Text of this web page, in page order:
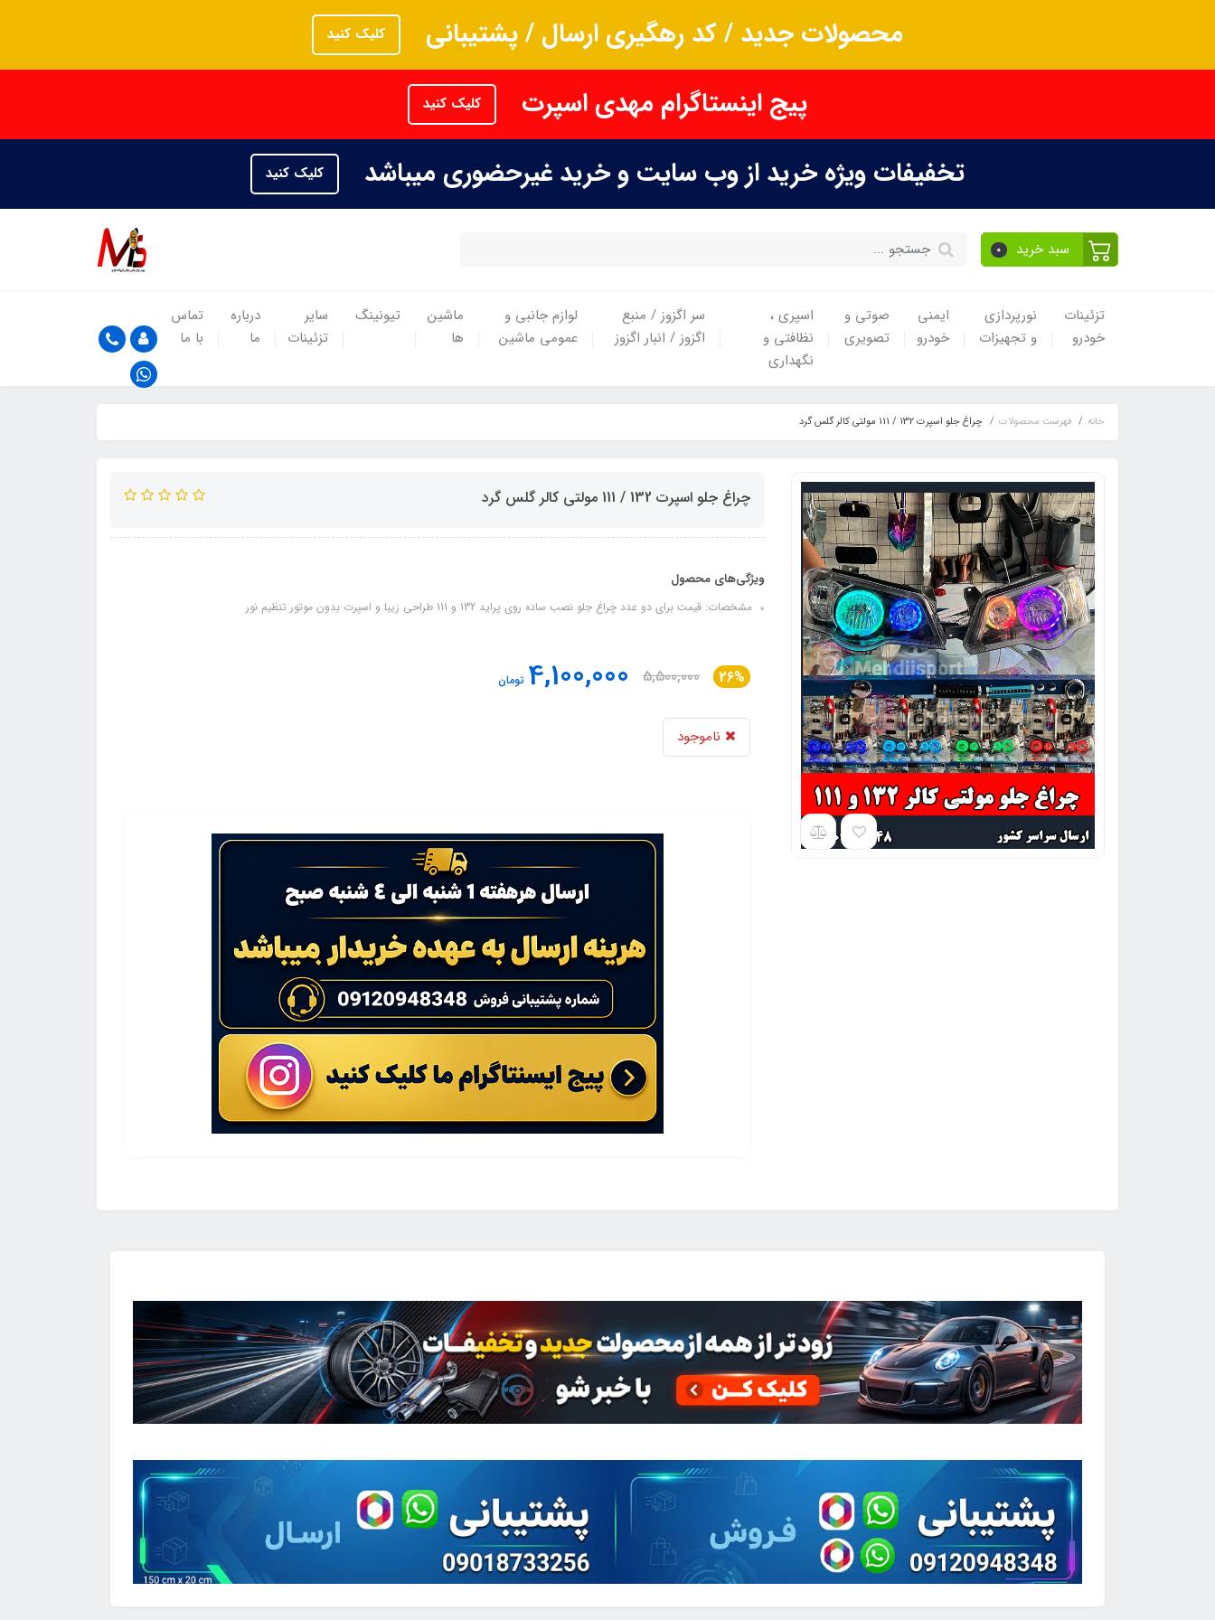
محصولات جدید / کد رهگیری ارسال / پشتیبانی کلیک کنید
پیج اینستاگرام مهدی اسپرت کلیک کنید
تخفیفات ویژه خرید از وب سایت و خرید غیرحضوری میباشد کلیک کنید
سبد خرید 0
تزئینات
خودرو
نورپردازی
و تجهیزات
ایمنی
خودرو
صوتی و
تصویری
اسپری ،
نظافتی و
نگهداری
سر اگزوز / منبع
اگزوز / انبار اگزوز
لوازم جانبی و
عمومی ماشین
ماشین
ها
تیونینگ
سایر
تزئینات
درباره
ما
تماس
با ما
خانه فهرست محصولات چراغ جلو اسپرت 132 / 111 مولتی کالر گلس گرد
چراغ جلو اسپرت 132 / 111 مولتی کالر گلس گرد
ویژگی‌های محصول
مشخصات: قیمت برای دو عدد چراغ جلو نصب ساده روی پراید 132 و 111 طراحی زیبا و اسپرت بدون موتور تنظیم نور
26%
5,500,000
4,100,000 تومان
ناموجود